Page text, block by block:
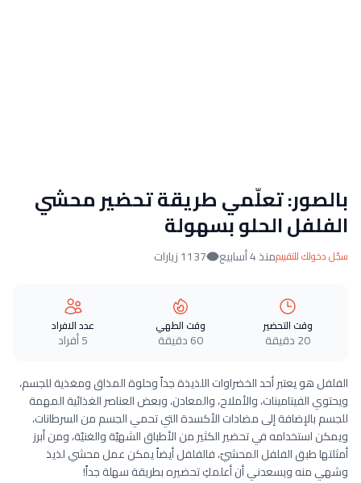
بالصور: تعلّمي طريقة تحضير محشي
الفلفل الحلو بسهولة
سجّل دخولك للتقييممنذ 4 أسابيع 1137 زيارات
وقت التحضير
20 دقيقة
وقت الطهي
60 دقيقة
عدد الافراد
5 أفراد
الفلفل هو يعتبر أحد الخضراوات اللذيذة جداً وحلوة المذاق ومغذية للجسم،
ويحتوي الفيتامينات، والأملاح، والمعادن، وبعض العناصر الغذائية المهمة
للجسم بالإضافة إلى مضادات الأكسدة التي تحمي الجسم من السرطانات،
ويمكن استخدامه في تحضير الكثير من الأطباق الشهيّة والغنيّة، ومن أبرز
أمثلتها طبق الفلفل المحشيّ، فالفلفل أيضاً يمكن عمل محشي لذيذ
وشهي منه ويسعدني أن أعلمكِ تحضيره بطريقة سهلة جداً!